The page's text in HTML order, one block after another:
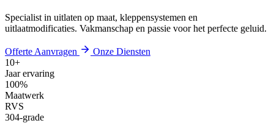
Specialist in uitlaten op maat, kleppensystemen en
uitlaatmodificaties. Vakmanschap en passie voor het perfecte geluid.
Offerte Aanvragen
Onze Diensten
10+
Jaar ervaring
100%
Maatwerk
RVS
304-grade